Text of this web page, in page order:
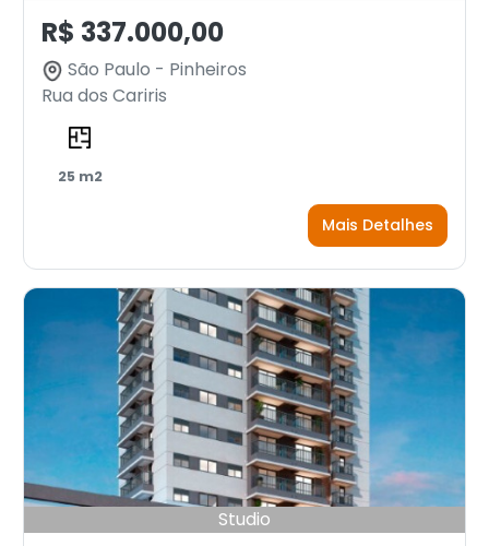
R$ 337.000,00
São Paulo - Pinheiros
Rua dos Cariris
25 m2
Mais Detalhes
Studio